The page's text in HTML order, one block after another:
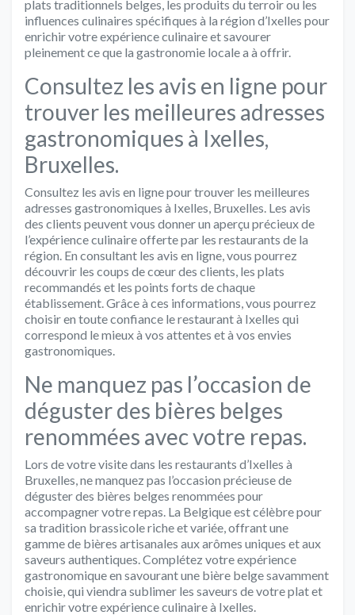
plats traditionnels belges, les produits du terroir ou les
influences culinaires spécifiques à la région d’Ixelles pour
enrichir votre expérience culinaire et savourer
pleinement ce que la gastronomie locale a à offrir.
Consultez les avis en ligne pour
trouver les meilleures adresses
gastronomiques à Ixelles,
Bruxelles.
Consultez les avis en ligne pour trouver les meilleures
adresses gastronomiques à Ixelles, Bruxelles. Les avis
des clients peuvent vous donner un aperçu précieux de
l’expérience culinaire offerte par les restaurants de la
région. En consultant les avis en ligne, vous pourrez
découvrir les coups de cœur des clients, les plats
recommandés et les points forts de chaque
établissement. Grâce à ces informations, vous pourrez
choisir en toute confiance le restaurant à Ixelles qui
correspond le mieux à vos attentes et à vos envies
gastronomiques.
Ne manquez pas l’occasion de
déguster des bières belges
renommées avec votre repas.
Lors de votre visite dans les restaurants d’Ixelles à
Bruxelles, ne manquez pas l’occasion précieuse de
déguster des bières belges renommées pour
accompagner votre repas. La Belgique est célèbre pour
sa tradition brassicole riche et variée, offrant une
gamme de bières artisanales aux arômes uniques et aux
saveurs authentiques. Complétez votre expérience
gastronomique en savourant une bière belge savamment
choisie, qui viendra sublimer les saveurs de votre plat et
enrichir votre expérience culinaire à Ixelles.